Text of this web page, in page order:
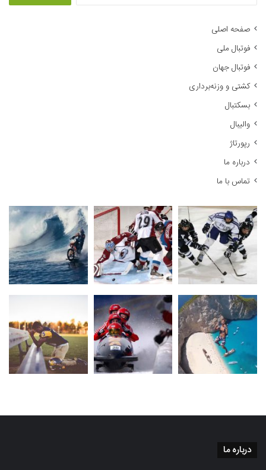
صفحه اصلی
فوتبال ملی
فوتبال جهان
کشتی و وزنه‌برداری
بسکتبال
والیبال
رپورتاژ
درباره ما
تماس با ما
درباره ما